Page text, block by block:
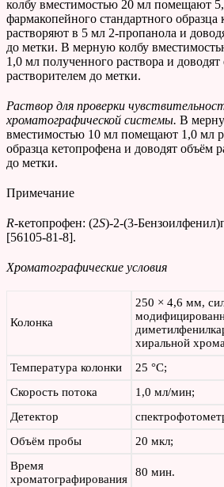
колбу вместимостью 20 мл помещают
фармакопейного стандартного образца
растворяют в 5 мл 2-пропанола и
до метки. В мерную колбу
1,0 мл полученного раствора и доводят
растворителем до метки.
Раствор для проверки
хроматографической системы. В
вместимостью 10 мл помещают 1,0 мл
образца кетопрофена и доводят объём
до метки.
Примечание
R-кетопрофен: (2S)-2-(3-
[56105-81-8].
Хроматографические условия
Колонка
250 × 4,6 мм,
хиральной
Температура колонки
25 °С;
Скорость потока
1,0 мл/мин;
Детектор
Объём пробы
20 мкл;
Время
хроматографирования
80 мин.